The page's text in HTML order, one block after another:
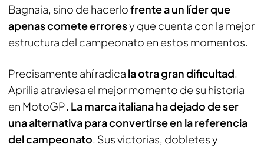
Bagnaia, sino de hacerlofrente a un líder que
apenas comete erroresy que cuenta con la mejor
estructura del campeonato en estos momentos.
Precisamente ahí radica la otra gran dificultad.
Aprilia atraviesa el mejor momento de su historia
en MotoGP. La marca italiana ha dejado de ser
una alternativa para convertirse en la referencia
del campeonato. Sus victorias, dobletes y